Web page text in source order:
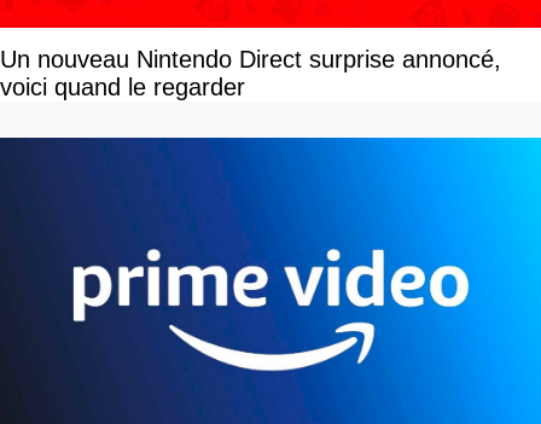
Un nouveau Nintendo Direct surprise annoncé,
voici quand le regarder